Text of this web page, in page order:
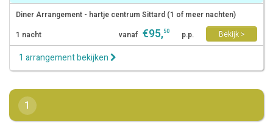
Diner Arrangement - hartje centrum Sittard (1 of meer nachten)
1 nacht
vanaf €95,50 p.p. Bekijk >
1 arrangement bekijken
1